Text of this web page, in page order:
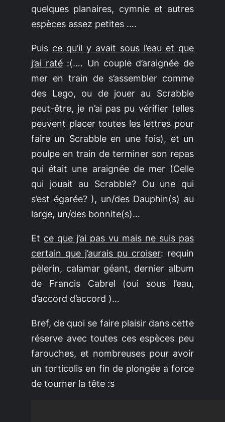
quelques planaires, cymnie et autres
espèces assez petites ….
Puis ce qu’il y avait sous l’eau et que
j’ai raté:(…. Un couple d’araignée de
mer en train de s’assembler comme
des Lego, ou de jouer au Scrabble
peut-être, je n’ai pas pu vérifier (elles
peuvent placer toutes les lettres pour
faire un Scrabble en une fois), et un
poulpe en train de terminer son repas
qui était une araignée de mer (Celle
qui jouait au Scrabble? Ou une qui
s’est égarée? ), un/des Dauphin(s) au
large, un/des bonnite(s)…
Et ce que j’ai pas vu mais ne suis pas
certain que j’aurais pu croiser: requin
pèlerin, calamar géant, dernier album
de Francis Cabrel (oui sous l’eau,
d’accord d’accord )…
Bref, de quoi se faire plaisir dans cette
réserve avec toutes ces espèces peu
farouches, et nombreuses pour avoir
un torticolis en fin de plongée a force
de tourner la tête :s